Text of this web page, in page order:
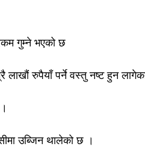
गुम्ने भएको छ
लाखौं रुपैयाँ पर्ने वस्तु नष्ट हुन
उब्जिन थालेको छ ।